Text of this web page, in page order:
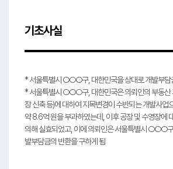
기초사실
* 서울특별시 ○○○구, 대한민국을 상대로 개발부담
* 서울특별시 ○○○구, 대한민국은 의뢰인의 부동산
장 신축 등)에 대하여 지목변경이 수반되는 개발사업
약 8.6억 원을 부과하였는데, 이후 공장 및 수영장에
의해 실효되었고, 이에 의뢰인은 서울특별시 ○○○
발부담금의 반환을 구하게 됨